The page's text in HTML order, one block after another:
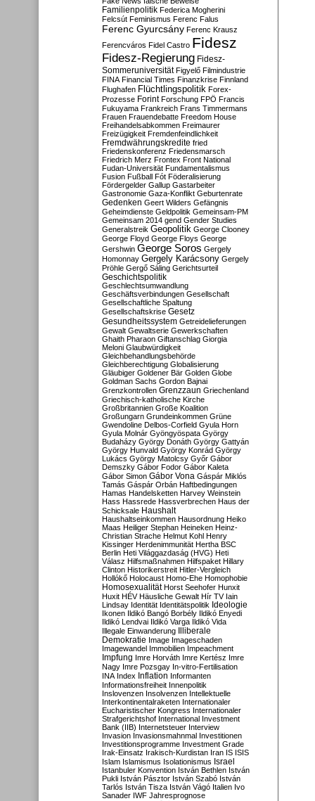
Familienpolitik Federica Mogherini
Felcsút Feminismus Ferenc Falus
Ferenc Gyurcsány Ferenc Krausz
Ferencváros Fidel Castro Fidesz
Fidesz-Regierung Fidesz-
Sommeruniversität Figyelő Filmindustrie
FINA Financial Times Finanzkrise Finnland
Flughafen Flüchtlingspolitik Forex-
Prozesse Forint Forschung FPÖ Francis
Fukuyama Frankreich Frans Timmermans
Frauen Frauendebatte Freedom House
Freihandelsabkommen Freimaurer
Freizügigkeit Fremdenfeindlichkeit
Fremdwährungskredite fried
Friedenskonferenz Friedensmarsch
Friedrich Merz Frontex Front National
Fudan-Universität Fundamentalismus
Fusion Fußball Fót Föderalisierung
Fördergelder Gallup Gastarbeiter
Gastronomie Gaza-Konflikt Geburtenrate
Gedenken Geert Wilders Gefängnis
Geheimdienste Geldpolitik Gemeinsam-PM
Gemeinsam 2014 gend Gender Studies
Generalstreik Geopolitik George Clooney
George Floyd George Floys George
Gershwin George Soros Gergely
Homonnay Gergely Karácsony Gergely
Pröhle Gergő Sáling Gerichtsurteil
Geschichtspolitik
Geschlechtsumwandlung
Geschäftsverbindungen Gesellschaft
Gesellschaftliche Spaltung
Gesellschaftskrise Gesetz
Gesundheitssystem Getreidelieferungen
Gewalt Gewaltserie Gewerkschaften
Ghaith Pharaon Giftanschlag Giorgia
Meloni Glaubwürdigkeit
Gleichbehandlungsbehörde
Gleichberechtigung Globalisierung
Gläubiger Goldener Bär Golden Globe
Goldman Sachs Gordon Bajnai
Grenzkontrollen Grenzzaun Griechenland
Griechisch-katholische Kirche
Großbritannien Große Koalition
Großungarn Grundeinkommen Grüne
Gwendoline Delbos-Corfield Gyula Horn
Gyula Molnár Gyöngyöspata György
Budaházy György Donáth György Gattyán
György Hunvald György Konrád György
Lukács György Matolcsy Győr Gábor
Demszky Gábor Fodor Gábor Kaleta
Gábor Simon Gábor Vona Gáspár Miklós
Tamás Gáspár Orbán Haftbedingungen
Hamas Handelsketten Harvey Weinstein
Hass Hassrede Hassverbrechen Haus der
Schicksale Haushalt
Haushaltseinkommen Hausordnung Heiko
Maas Heiliger Stephan Heineken Heinz-
Christian Strache Helmut Kohl Henry
Kissinger Herdenimmunität Hertha BSC
Berlin Heti Világgazdaság (HVG) Heti
Válasz Hilfsmaßnahmen Hilfspaket Hillary
Clinton Historikerstreit Hitler-Vergleich
Hollókő Holocaust Homo-Ehe Homophobie
Homosexualität Horst Seehofer Hunxit
Huxit HÉV Häusliche Gewalt Hír TV Iain
Lindsay Identität Identitätspolitik Ideologie
Ikonen Ildikó Bangó Borbély Ildikó Enyedi
Ildikó Lendvai Ildikó Varga Ildikó Vida
Illegale Einwanderung Illiberale
Demokratie Image Imageschaden
Imagewandel Immobilien Impeachment
Impfung Imre Horváth Imre Kertész Imre
Nagy Imre Pozsgay In-vitro-Fertilisation
INA Index Inflation Informanten
Informationsfreiheit Innenpolitik
Inslovenzen Insolvenzen Intellektuelle
Interkontinentalraketen Internationaler
Eucharistischer Kongress Internationaler
Strafgerichtshof International Investment
Bank (IIB) Internetsteuer Interview
Invasion Invasionsmahnmal Investitionen
Investitionsprogramme Investment Grade
Irak-Einsatz Irakisch-Kurdistan Iran IS ISIS
Islam Islamismus Isolationismus Israel
Istanbuler Konvention István Bethlen István
Pukli István Pásztor István Szabó István
Tarlós István Tisza István Vágó Italien Ivo
Sanader IWF Jahresprognose